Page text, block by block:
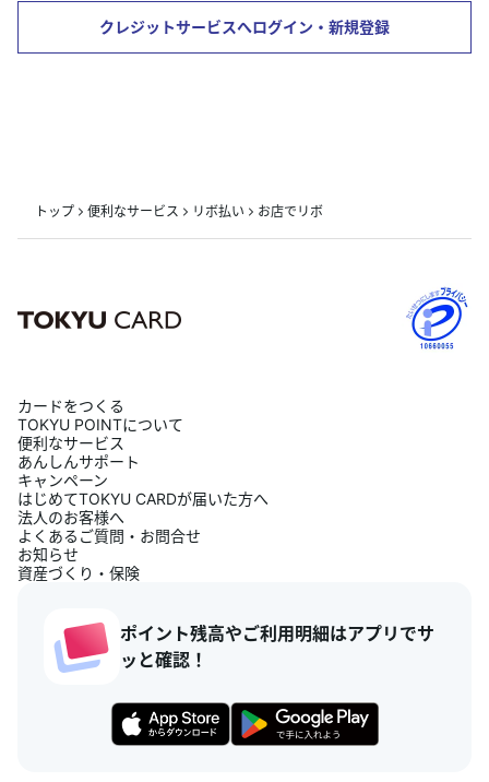
クレジットサービスへログイン・新規登録
トップ 便利なサービス リボ払い お店でリボ
カードをつくる
TOKYU POINTについて
便利なサービス
あんしんサポート
キャンペーン
はじめてTOKYU CARDが届いた方へ
法人のお客様へ
よくあるご質問・お問合せ
お知らせ
資産づくり・保険
ポイント残高やご利用明細はアプリでサ
ッと確認！